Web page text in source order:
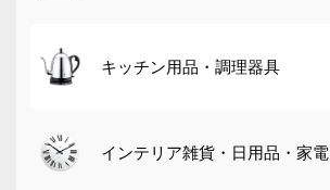
キッチン用品・調理器具
インテリア雑貨・日用品・家電